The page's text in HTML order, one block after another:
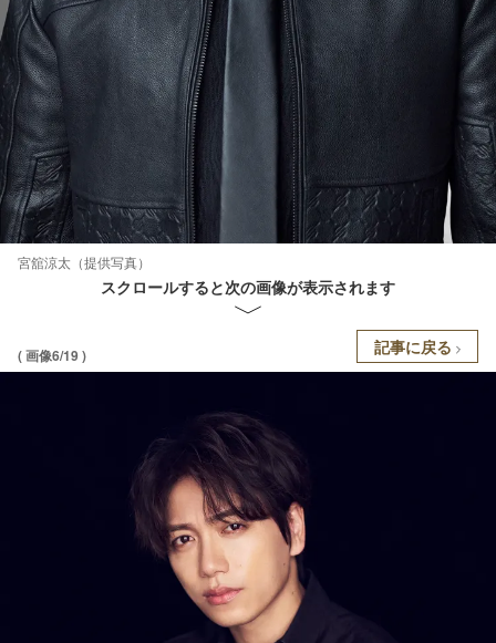
宮舘涼太（提供写真）
スクロールすると次の画像が表示されます
( 画像6/19 ) 記事に戻る